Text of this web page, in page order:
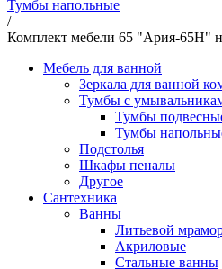
Тумбы напольные
/
Комплект мебели 65 "Ария-65Н"
Мебель для ванной
Зеркала для ванной
Тумбы с
Тумбы
Тумбы
Подстолья
Шкафы пеналы
Другое
Сантехника
Ванны
Литьевой
Акриловые
Стальные ванны